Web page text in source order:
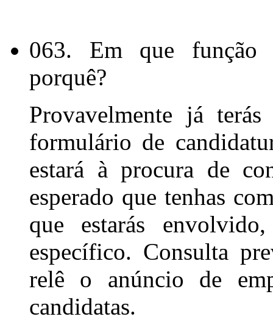
063. Em que função
porquê?
Provavelmente já
formulário de
estará à procura de
esperado que tenhas
que estarás
específico. Consulta
relê o anúncio de
candidatas.